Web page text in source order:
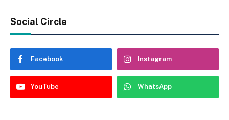
Social Circle
Facebook Instagram
YouTube WhatsApp